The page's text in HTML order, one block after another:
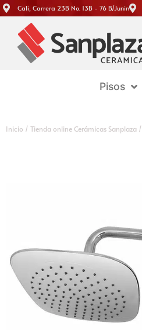
Cali, Carrera 23B No. 13B - 76 B/Junin
Pisos
Inicio / Tienda online Cerámicas Sanplaza /